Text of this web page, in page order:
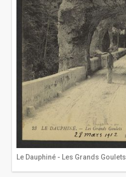
Le Dauphiné - Les Grands Goulets